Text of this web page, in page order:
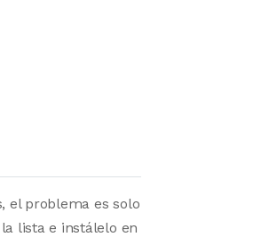
el problema es solo
lista e instálelo en